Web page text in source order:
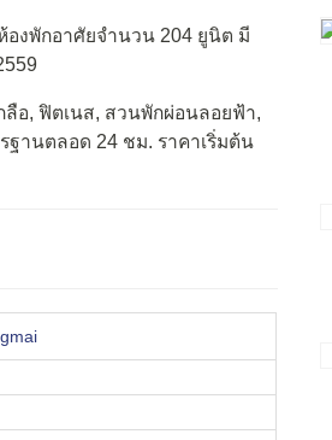
งพักอาศัยจำนวน 204 ยูนิต มี
ลือ, ฟิตเนส, สวนพักผ่อนลอยฟ้า,
ฐานตลอด 24 ชม. ราคาเริ่มต้น